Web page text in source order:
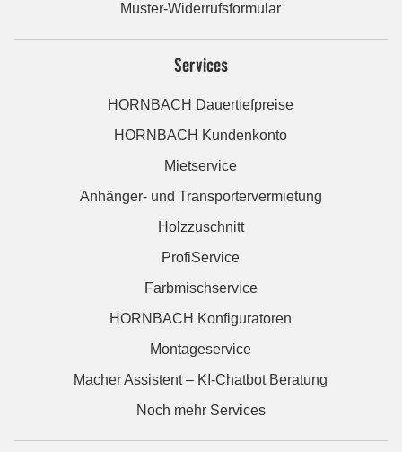
Muster-Widerrufsformular
Services
HORNBACH Dauertiefpreise
HORNBACH Kundenkonto
Mietservice
Anhänger- und Transportervermietung
Holzzuschnitt
ProfiService
Farbmischservice
HORNBACH Konfiguratoren
Montageservice
Macher Assistent – KI-Chatbot Beratung
Noch mehr Services